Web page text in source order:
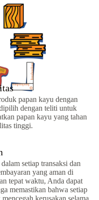
papan kayu dengan
dengan teliti untuk
papan kayu yang tahan
tinggi.
setiap transaksi dan
yang aman di
tepat waktu, Anda dapat
memastikan bahwa setiap
kerusakan selama